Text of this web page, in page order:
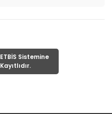
ETBİS Sistemine
Kayıtlıdır.